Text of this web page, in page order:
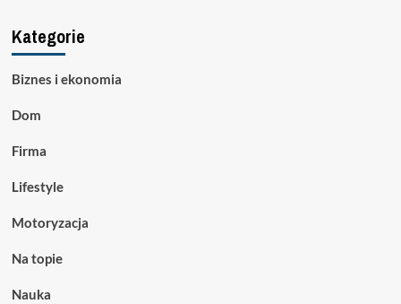
Kategorie
Biznes i ekonomia
Dom
Firma
Lifestyle
Motoryzacja
Na topie
Nauka